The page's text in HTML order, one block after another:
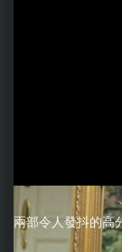
兩部令人發抖的高